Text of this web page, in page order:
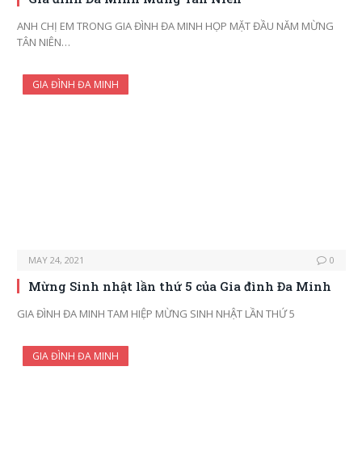
ANH CHỊ EM TRONG GIA ĐÌNH ĐA MINH HỌP MẶT ĐẦU NĂM MỪNG
TÂN NIÊN…
GIA ĐÌNH ĐA MINH
MAY 24, 2021 0
Mừng Sinh nhật lần thứ 5 của Gia đình Đa Minh
GIA ĐÌNH ĐA MINH TAM HIỆP MỪNG SINH NHẬT LẦN THỨ 5
GIA ĐÌNH ĐA MINH